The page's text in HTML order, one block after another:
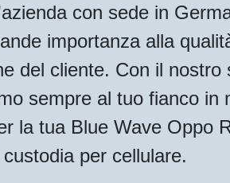
con sede in
importanza alla
del cliente. Con il nostro
sempre al tuo fianco in
la tua Blue Wave Oppo
custodia per cellulare.